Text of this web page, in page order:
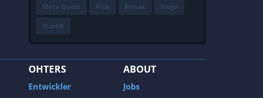
Meta Quest Pico Pimax Varjo
StarVR
OHTERS
Entwickler
ABOUT
Jobs